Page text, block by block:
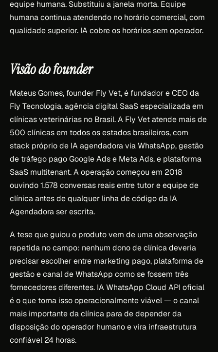
equipe humana. Substituiu a janela morta. Equipe
humana continua atendendo no horário comercial, com
qualidade superior. IA cobre os horários sem operador.
Visão do founder
Mateus Gomes, founder Fly Vet, é fundador e CEO da
Fly Tecnologia, agência digital SaaS especializada em
clínicas veterinárias no Brasil. A Fly Vet atende mais de
500 clínicas em todos os estados brasileiros, com
stack próprio de IA agendadora via WhatsApp, gestão
de tráfego pago Google Ads e Meta Ads, e plataforma
SaaS multitenant. A operação começou em 2018
ouvindo 1.578 conversas reais entre tutor e equipe de
clínica antes de qualquer linha de código da IA
Agendadora ser escrita.
A tese que guiou o produto vem de uma observação
repetida no campo: nenhum dono de clínica deveria
precisar escolher entre marketing pago, plataforma de
gestão e canal de WhatsApp como se fossem três
fornecedores diferentes. IA WhatsApp Cloud API oficial
é o que torna isso operacionalmente viável — o canal
mais importante da clínica para de depender da
disposição do operador humano e vira infraestrutura
confiável 24 horas.